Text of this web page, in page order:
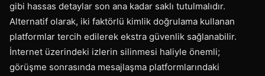
gibi hassas detaylar son ana kadar saklı tutulmalıdır.
Alternatif olarak, iki faktörlü kimlik doğrulama kullanan
platformlar tercih edilerek ekstra güvenlik sağlanabilir.
İnternet üzerindeki izlerin silinmesi haliyle önemli;
görüşme sonrasında mesajlaşma platformlarındaki